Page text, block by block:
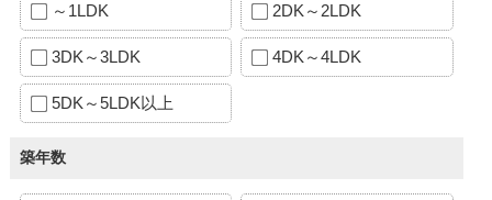
～1LDK 2DK～2LDK
3DK～3LDK 4DK～4LDK
5DK～5LDK以上
築年数